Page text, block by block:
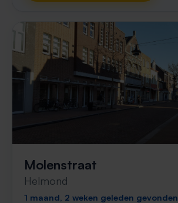
Molenstraat
Helmond
1 maand, 2 weken geleden gevonden